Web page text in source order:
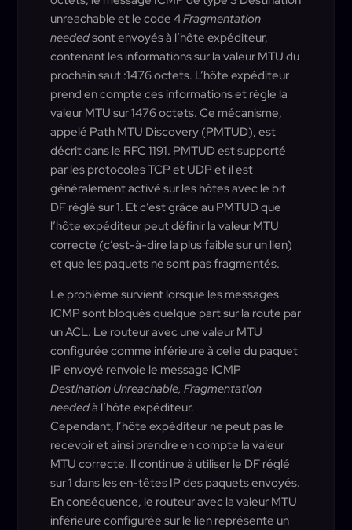
unreachable et le code 4Fragmentation
neededsont envoyés à l’hôte expéditeur,
contenant les informations sur la valeur MTU du
prochain saut :1476 octets. L’hôte expéditeur
prend en compte ces informations et règle la
valeur MTU sur 1476 octets. Ce mécanisme,
appelé Path MTU Discovery (PMTUD), est
décrit dans le RFC 1191. PMTUD est supporté
par les protocoles TCP et UDP et il est
généralement activé sur les hôtes avec le bit
DF réglé sur 1. Et c’est grâce au PMTUD que
l’hôte expéditeur peut définir la valeur MTU
correcte (c’est-à-dire la plus faible sur un lien)
et que les paquets ne sont pas fragmentés.
Le problème survient lorsque les messages
ICMP sont bloqués quelque part sur la route par
un ACL. Le routeur avec une valeur MTU
configurée comme inférieure à celle du paquet
IP envoyé renvoie le message ICMP
Destination Unreachable, Fragmentation
neededà l’hôte expéditeur.
Cependant, l’hôte expéditeur ne peut pas le
recevoir et ainsi prendre en compte la valeur
MTU correcte. Il continue à utiliser le DF réglé
sur 1 dans les en-têtes IP des paquets envoyés.
En conséquence, le routeur avec la valeur MTU
inférieure configurée sur le lien représente un